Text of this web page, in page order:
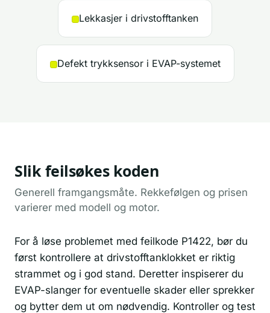
Lekkasjer i drivstofftanken
Defekt trykksensor i EVAP-systemet
Slik feilsøkes koden
Generell framgangsmåte. Rekkefølgen og prisen
varierer med modell og motor.
For å løse problemet med feilkode P1422, bør du
først kontrollere at drivstofftanklokket er riktig
strammet og i god stand. Deretter inspiserer du
EVAP-slanger for eventuelle skader eller sprekker
og bytter dem ut om nødvendig. Kontroller og test